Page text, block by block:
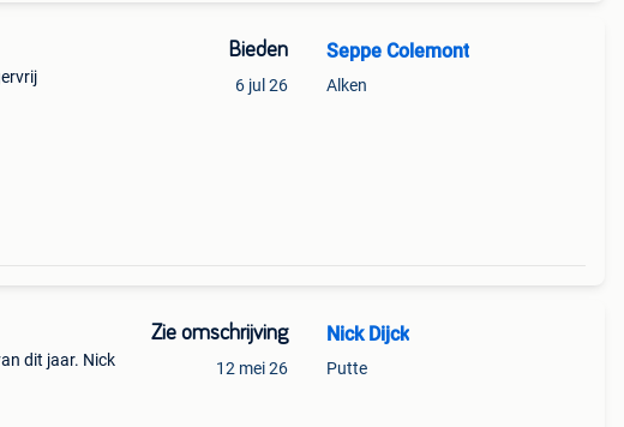
Bieden
6 jul 26
Seppe Colemont
Alken
dit jaar. Nick
Zie omschrijving
12 mei 26
Nick Dijck
Putte